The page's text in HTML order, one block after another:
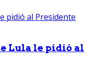
Lula le pidió al